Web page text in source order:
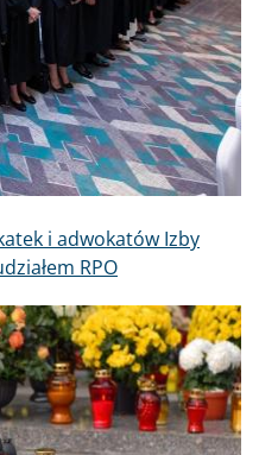
i adwokatów Izby
RPO